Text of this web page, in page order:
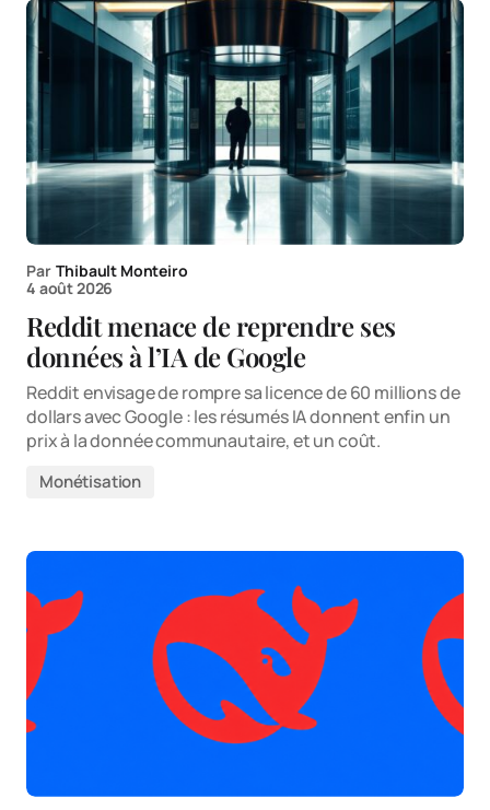
Par Thibault Monteiro
4 août 2026
Reddit menace de reprendre ses
données à l’IA de Google
Reddit envisage de rompre sa licence de 60 millions de
dollars avec Google : les résumés IA donnent enfin un
prix à la donnée communautaire, et un coût.
Monétisation